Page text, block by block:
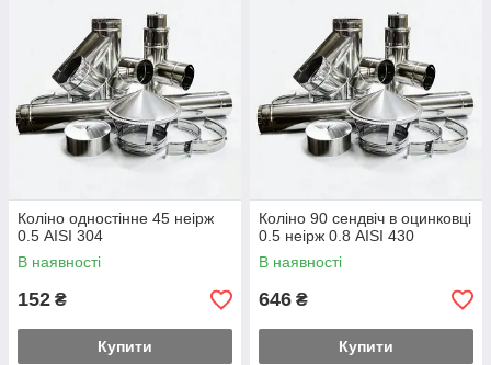
Коліно одностінне 45 неірж
0.5 AISI 304
В наявності
152 ₴
Купити
Коліно 90 сендвіч в оцинковці
0.5 неірж 0.8 AISI 430
В наявності
646 ₴
Купити